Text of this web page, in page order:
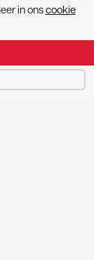
in ons cookie